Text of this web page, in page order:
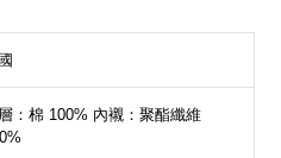
：棉 100% 內襯：聚酯纖維